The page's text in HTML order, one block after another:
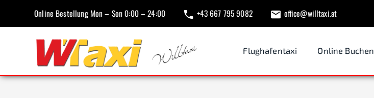
Online Bestellung Mon – Son 0:00 – 24:00 +43 667 795 9082 office@willtaxi.at
Flughafentaxi Online Buchen